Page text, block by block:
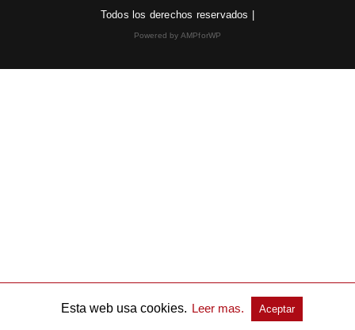
Todos los derechos reservados |
Powered by AMPforWP
Esta web usa cookies. Leer mas. Aceptar